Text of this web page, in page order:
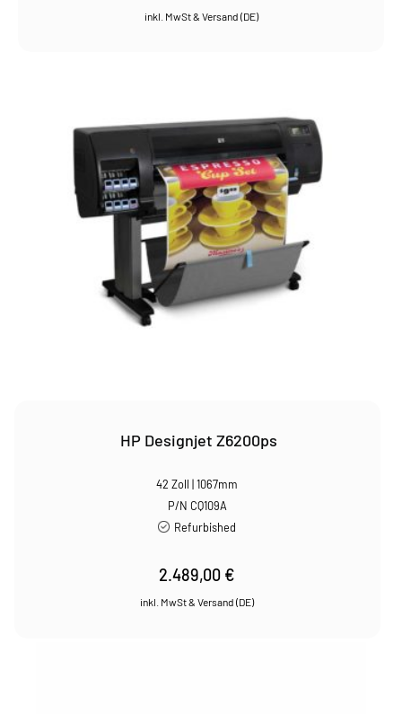
HP Designjet Z6200ps
42 Zoll | 1067mm
P/N CQ109A
Refurbished
2.489,00 €